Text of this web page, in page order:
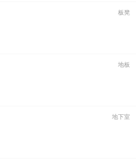
板凳
地板
地下室